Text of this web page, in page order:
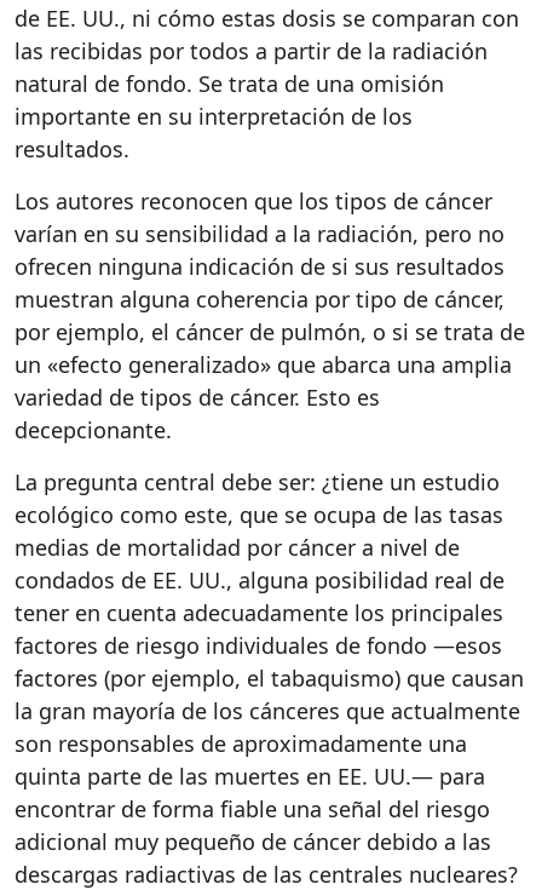
de EE. UU., ni cómo estas dosis se comparan con
las recibidas por todos a partir de la radiación
natural de fondo. Se trata de una omisión
importante en su interpretación de los
resultados.
Los autores reconocen que los tipos de cáncer
varían en su sensibilidad a la radiación, pero no
ofrecen ninguna indicación de si sus resultados
muestran alguna coherencia por tipo de cáncer,
por ejemplo, el cáncer de pulmón, o si se trata de
un «efecto generalizado» que abarca una amplia
variedad de tipos de cáncer. Esto es
decepcionante.
La pregunta central debe ser: ¿tiene un estudio
ecológico como este, que se ocupa de las tasas
medias de mortalidad por cáncer a nivel de
condados de EE. UU., alguna posibilidad real de
tener en cuenta adecuadamente los principales
factores de riesgo individuales de fondo —esos
factores (por ejemplo, el tabaquismo) que causan
la gran mayoría de los cánceres que actualmente
son responsables de aproximadamente una
quinta parte de las muertes en EE. UU.— para
encontrar de forma fiable una señal del riesgo
adicional muy pequeño de cáncer debido a las
descargas radiactivas de las centrales nucleares?